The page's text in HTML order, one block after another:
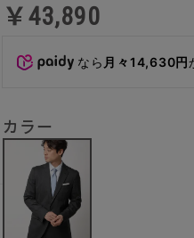
￥43,890
なら 月々14,630円
カラー